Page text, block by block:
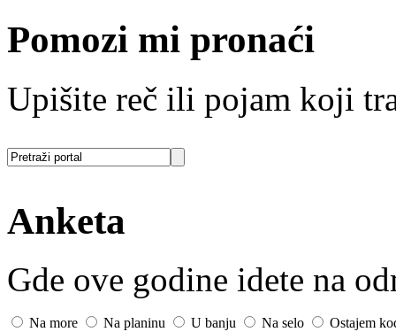
Pomozi mi pronaći
Upišite reč ili pojam koji
Anketa
Gde ove godine idete na
Na more Na planinu U banju Na selo Ostajem